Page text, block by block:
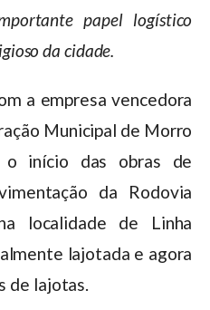
papel logístico
da cidade.
a empresa vencedora
Municipal de Morro
o início das obras de
da Rodovia
localidade de Linha
lajotada e agora
de lajotas.